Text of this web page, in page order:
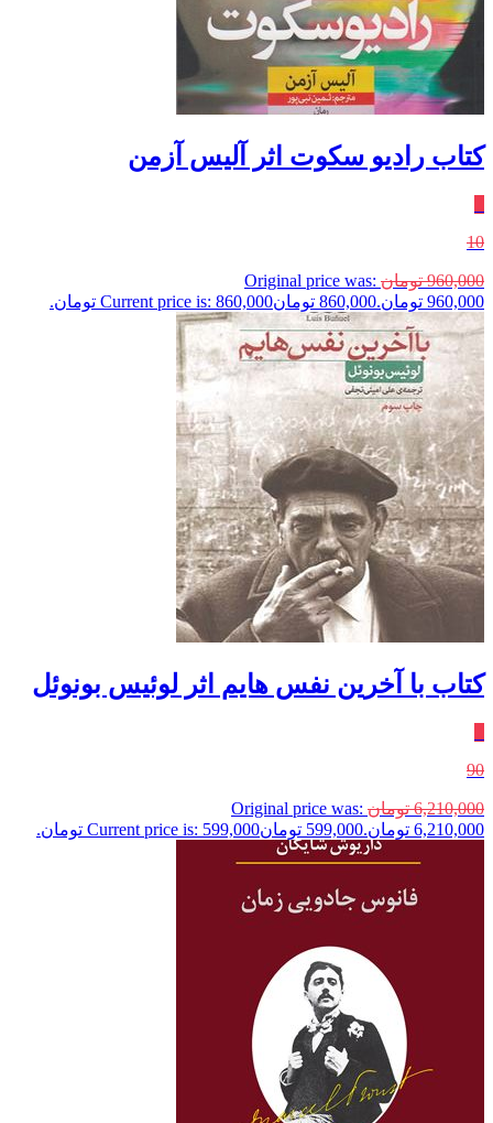
کتاب رادیو سکوت اثر آلیس آزمن
10
960,000 تومان Original price was:
960,000 تومان.
860,000 تومانCurrent price is: 860,000 تومان.
کتاب با آخرین نفس هایم اثر لوئیس بونوئل
90
6,210,000 تومان Original price was:
6,210,000 تومان.
599,000 تومانCurrent price is: 599,000 تومان.